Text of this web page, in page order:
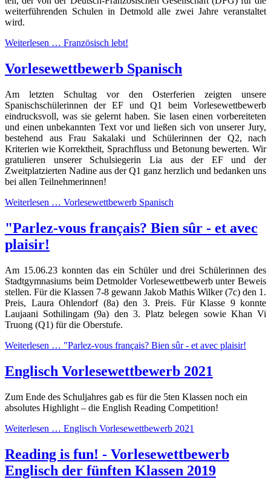
weiterführenden Schulen in Detmold alle zwei Jahre veranstaltet
wird.
Weiterlesen … Französisch lebt!
Vorlesewettbewerb Spanisch
Am letzten Schultag vor den Osterferien zeigten unsere
Spanischschülerinnen der EF und Q1 beim Vorlesewettbewerb
eindrucksvoll, was sie gelernt haben. Sie lasen einen vorbereiteten
und einen unbekannten Text vor und ließen sich von unserer Jury,
bestehend aus Frau Sakalaki und Schülerinnen der Q2, nach
Kriterien wie Korrektheit, Sprachfluss und Betonung bewerten. Wir
gratulieren unserer Schulsiegerin Lia aus der EF und der
Zweitplatzierten Nadine aus der Q1 ganz herzlich und bedanken uns
bei allen Teilnehmerinnen!
Weiterlesen … Vorlesewettbewerb Spanisch
"Parlez-vous français? Bien sûr - et avec
plaisir!
Am 15.06.23 konnten das ein Schüler und drei Schülerinnen des
Stadtgymnasiums beim Detmolder Vorlesewettbewerb unter Beweis
stellen. Für die Klassen 7-8 gewann Jakob Mathis Wilker (7c) den 1.
Preis, Laura Ohlendorf (8a) den 3. Preis. Für Klasse 9 konnte
Laujaani Sothilingam (9a) den 3. Platz belegen sowie Khan Vi
Truong (Q1) für die Oberstufe.
Weiterlesen … "Parlez-vous français? Bien sûr - et avec plaisir!
Englisch Vorlesewettbewerb 2021
Zum Ende des Schuljahres gab es für die 5ten Klassen noch ein
absolutes Highlight – die English Reading Competition!
Weiterlesen … Englisch Vorlesewettbewerb 2021
Reading is fun! - Vorlesewettbewerb
Englisch der fünften Klassen 2019